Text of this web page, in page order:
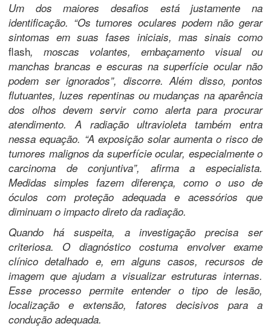
Um dos maiores desafios está justamente na
identificação. “Os tumores oculares podem não gerar
sintomas em suas fases iniciais, mas sinais como
flash, moscas volantes, embaçamento visual ou
manchas brancas e escuras na superfície ocular não
podem ser ignorados”, discorre. Além disso, pontos
flutuantes, luzes repentinas ou mudanças na aparência
dos olhos devem servir como alerta para procurar
atendimento. A radiação ultravioleta também entra
nessa equação. “A exposição solar aumenta o risco de
tumores malignos da superfície ocular, especialmente o
carcinoma de conjuntiva”, afirma a especialista.
Medidas simples fazem diferença, como o uso de
óculos com proteção adequada e acessórios que
diminuam o impacto direto da radiação.
Quando há suspeita, a investigação precisa ser
criteriosa. O diagnóstico costuma envolver exame
clínico detalhado e, em alguns casos, recursos de
imagem que ajudam a visualizar estruturas internas.
Esse processo permite entender o tipo de lesão,
localização e extensão, fatores decisivos para a
condução adequada.